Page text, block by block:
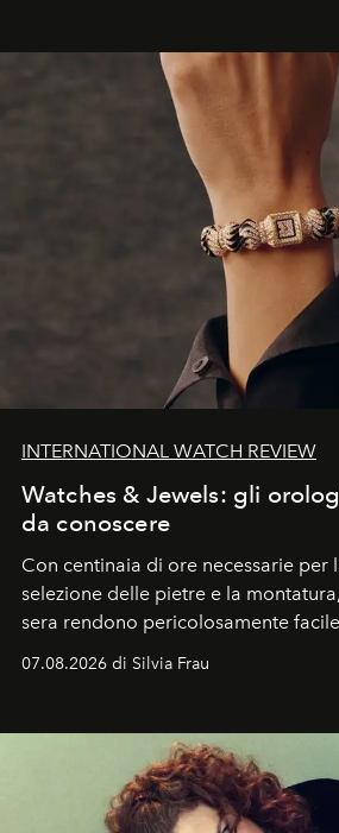
INTERNATIONAL WATCH REVIEW
Watches & Jewels: gli
da conoscere
Con centinaia di ore necessarie per
selezione delle pietre e la
sera rendono pericolosamente
cognizione del tempo. Ma con
07.08.2026 di Silvia Frau